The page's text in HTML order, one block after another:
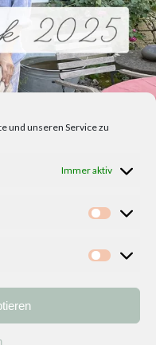
und unseren Service zu
Immer aktiv